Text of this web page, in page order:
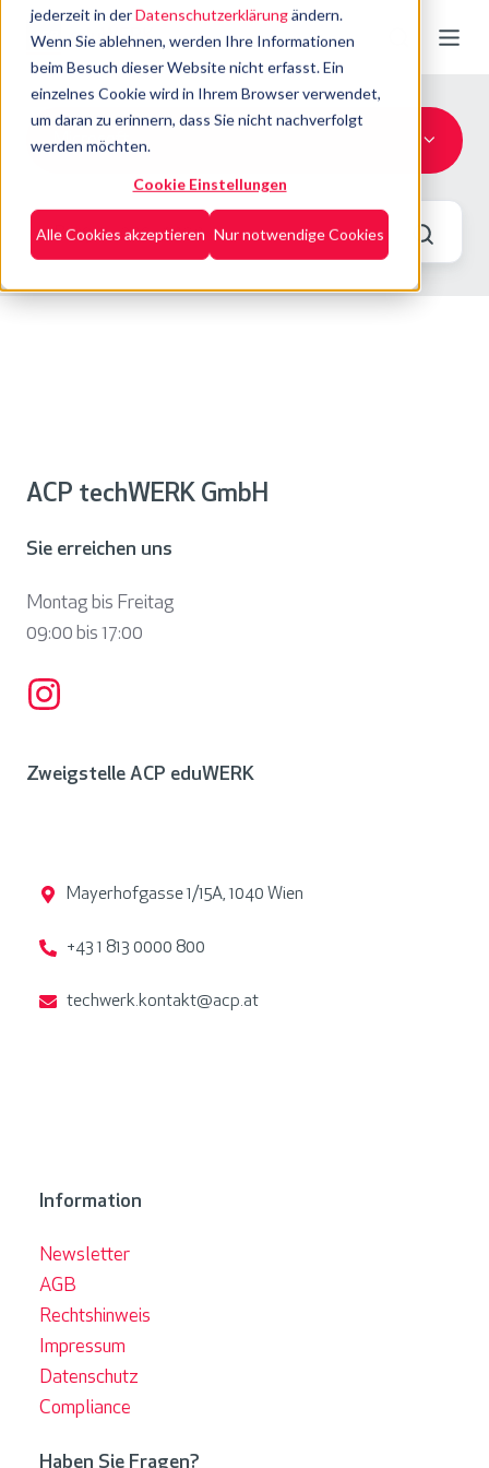
jederzeit in derDatenschutzerklärungändern.
Wenn Sie ablehnen, werden Ihre Informationen
beim Besuch dieser Website nicht erfasst. Ein
einzelnes Cookie wird in Ihrem Browser verwendet,
um daran zu erinnern, dass Sie nicht nachverfolgt
werden möchten.
Cookie Einstellungen
Alle Cookies akzeptieren Nur notwendige Cookies
Microsoft
ACP techWERK GmbH
Sie erreichen uns
Montag bis Freitag
09:00 bis 17:00
Zweigstelle ACP eduWERK
Mayerhofgasse 1/15A, 1040 Wien
+43 1 813 0000 800
techwerk.kontakt@acp.at
Information
Newsletter
AGB
Rechtshinweis
Impressum
Datenschutz
Compliance
Haben Sie Fragen?